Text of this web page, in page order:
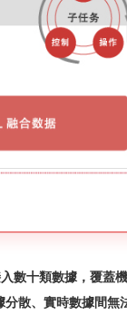
求，并強化數據預
礎數據，包括地區